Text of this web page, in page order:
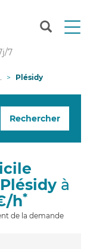
T
n
g
7
Plésidy
Rechercher
à
h*
de la demande